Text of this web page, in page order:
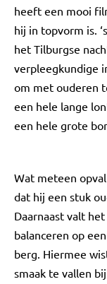
heeft een mooi
hij in topvorm is.
het Tilburgse
verpleegkundige
om met ouderen
een hele lange
een hele grote
Wat meteen
dat hij een stuk
Daarnaast valt
balanceren op
berg. Hiermee
smaak te vallen